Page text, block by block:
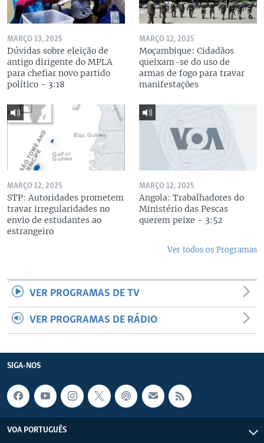
MARÇO 13, 2025
Dúvidas sobre eleição de
antigo dirigente do MPLA
para chefiar novo partido
político - 3:18
MARÇO 12, 2025
Moçambique: Cidadãos
queixam-se do uso de
armas de fogo para travar
manifestações
MARÇO 12, 2025
STP: Autoridades prometem
travar irregularidades no
envio de estudantes ao
estrangeiro
MARÇO 12, 2025
Angola: Trabalhadores do
Ministério das Pescas
querem peixe - 3:52
Ver todos os Programas
VER PROGRAMAS DE TV
VER PROGRAMAS DE RÁDIO
SIGA-NOS
VOA PORTUGUÊS